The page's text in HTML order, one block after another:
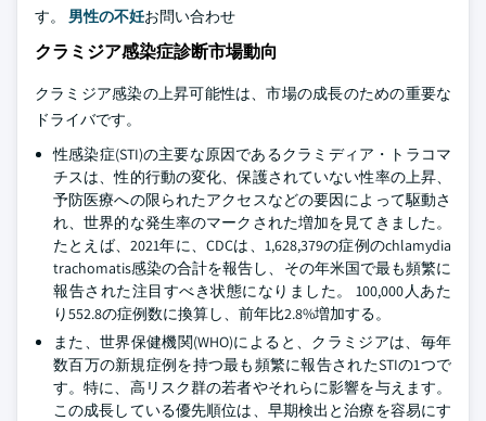
す。 男性の不妊お問い合わせ
クラミジア感染症診断市場動向
クラミジア感染の上昇可能性は、市場の成長のための重要な
ドライバです。
性感染症(STI)の主要な原因であるクラミディア・トラコマ
チスは、性的行動の変化、保護されていない性率の上昇、
予防医療への限られたアクセスなどの要因によって駆動さ
れ、世界的な発生率のマークされた増加を見てきました。
たとえば、2021年に、CDCは、1,628,379の症例のchlamydia
trachomatis感染の合計を報告し、その年米国で最も頻繁に
報告された注目すべき状態になりました。 100,000人あた
り552.8の症例数に換算し、前年比2.8%増加する。
また、世界保健機関(WHO)によると、クラミジアは、毎年
数百万の新規症例を持つ最も頻繁に報告されたSTIの1つで
す。特に、高リスク群の若者やそれらに影響を与えます。
この成長している優先順位は、早期検出と治療を容易にす